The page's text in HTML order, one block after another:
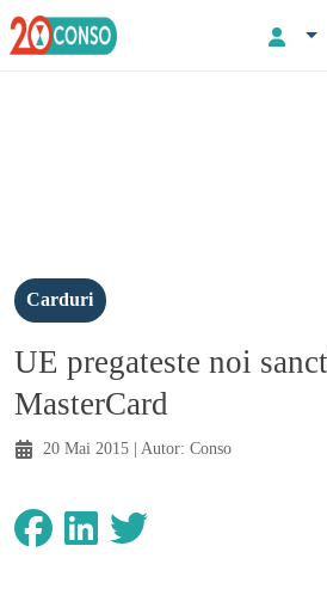
Carduri
UE pregateste noi
MasterCard
20 Mai 2015 | Autor: Conso